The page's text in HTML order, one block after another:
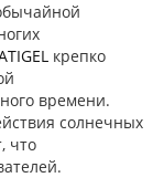
крепко
времени.
солнечных
что